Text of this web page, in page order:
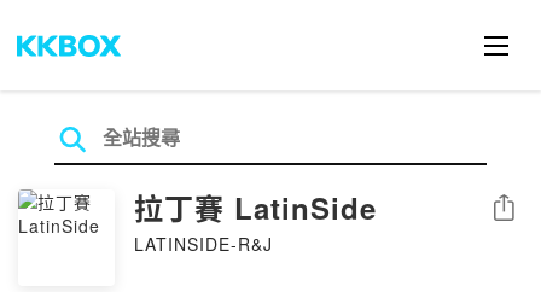
拉丁賽 LatinSide
LATINSIDE-R&J
分享